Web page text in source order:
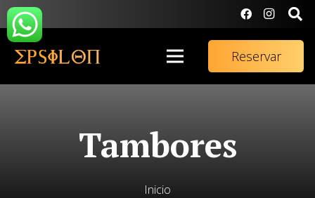
Reservar
Tambores
Inicio